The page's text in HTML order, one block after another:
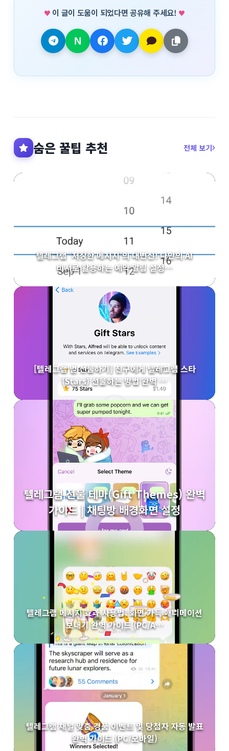
이 글이 도움이 되었다면 공유해 주세요!
숨은 꿀팁 추천 전체 보기
텔레그램 '저장한 메시지'의 대변신! 나만의 AI
비서로 활용하는 예약 알림 설정…
[텔레그램 별 선물하기] 친구에게 텔레그램 스타
(Stars) 선물하는 방법 완벽 …
텔레그램 선물 테마(Gift Themes) 완벽
가이드 | 채팅방 배경화면 설정
텔레그램 메시지 효과 사용법: 화면 가득 애니메이션
보내기 완벽 가이드 (PC/A…
텔레그램 채널 맞춤 경품 이벤트 및 당첨자 자동 발표
완벽 가이드 (PC/모바일)